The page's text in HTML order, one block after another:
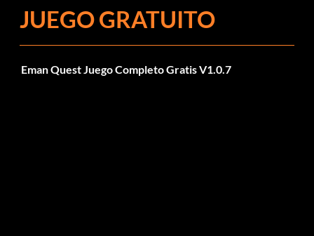
JUEGO GRATUITO
Eman Quest Juego Completo Gratis V1.0.7